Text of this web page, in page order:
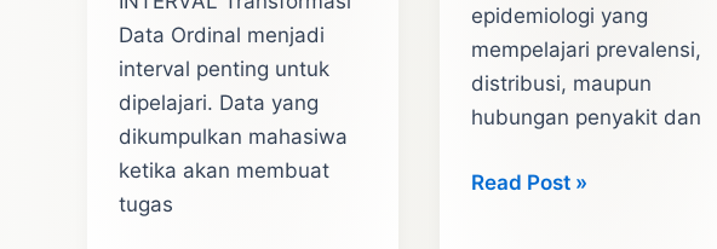
Data Ordinal menjadi
interval penting untuk
dipelajari. Data yang
dikumpulkan mahasiwa
ketika akan membuat
tugas
epidemiologi yang
mempelajari prevalensi,
distribusi, maupun
hubungan penyakit dan
PERBEDAAN
Read Post »